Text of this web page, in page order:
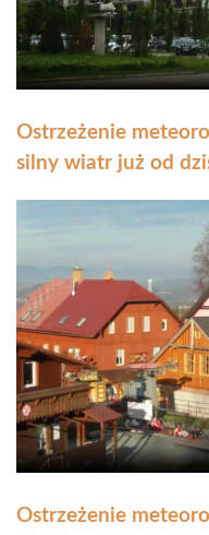
Ostrzeżenie
silny wiatr już od
Ostrzeżenie